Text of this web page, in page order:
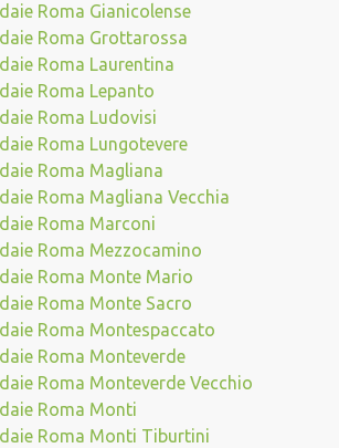
Roma Gianicolense
Roma Grottarossa
Roma Laurentina
Roma Lepanto
Roma Ludovisi
Roma Lungotevere
Roma Magliana
Roma Magliana Vecchia
Roma Marconi
Roma Mezzocamino
Roma Monte Mario
Roma Monte Sacro
Roma Montespaccato
Roma Monteverde
Roma Monteverde Vecchio
Roma Monti
Roma Monti Tiburtini